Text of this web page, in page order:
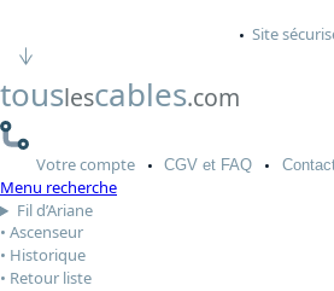
Site
touslescables.com
Votrecompte CGV et FAQ
Menu recherche
Fil d’Ariane
Ascenseur
Historique
Retour liste